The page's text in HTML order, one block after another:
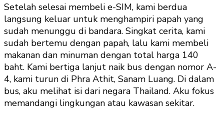
Setelah selesai membeli e-SIM, kami berdua
langsung keluar untuk menghampiri papah yang
sudah menunggu di bandara. Singkat cerita, kami
sudah bertemu dengan papah, lalu kami membeli
makanan dan minuman dengan total harga 140
baht. Kami bertiga lanjut naik bus dengan nomor A-
4, kami turun di Phra Athit, Sanam Luang. Di dalam
bus, aku melihat isi dari negara Thailand. Aku fokus
memandangi lingkungan atau kawasan sekitar.